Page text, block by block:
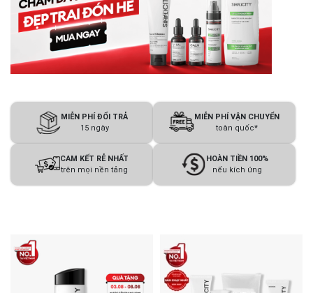
MIỄN PHÍ ĐỔI TRẢ
15 ngày
MIỄN PHÍ VẬN CHUYỂN
toàn quốc*
CAM KẾT RẺ NHẤT
trên mọi nền tảng
HOÀN TIỀN 100%
nếu kích ứng